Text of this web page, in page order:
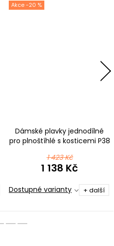
-20 %
Dámské plavky jednodílné
pro plnoštíhlé s kosticemi P38
1 423 Kč
1 138 Kč
Dostupné varianty + další